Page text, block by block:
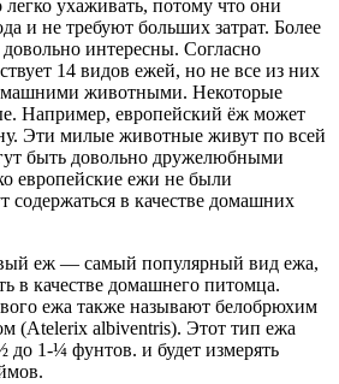
ухаживать, потому что они
и не требуют больших затрат. Более
интересны. Согласно
14 видов ежей, но не все из них
животными. Некоторые
Например, европейский ёж может
Эти милые животные живут по всей
быть довольно дружелюбными
европейские ежи не были
в качестве домашних
еж — самый популярный вид ежа,
в качестве домашнего питомца.
ежа также называют белобрюхим
(Atelerix albiventris). Этот тип ежа
до 1-¼ фунтов. и будет измерять